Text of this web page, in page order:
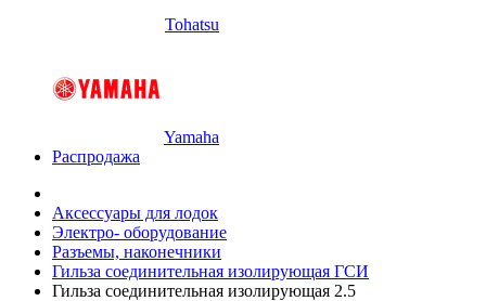
Tohatsu
Yamaha
Распродажа
Аксессуары для лодок
Электро- оборудование
Разъемы, наконечники
Гильза соединительная изолирующая ГСИ
Гильза соединительная изолирующая 2.5